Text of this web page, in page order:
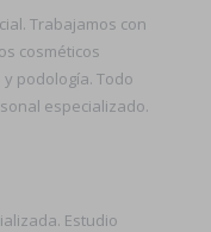
Trabajamos con
cosméticos
podología. Todo
especializado.
Estudio